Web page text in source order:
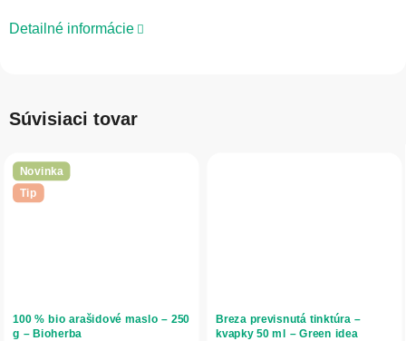
Detailné informácie
Súvisiaci tovar
Novinka
Tip
100 % bio arašidové maslo – 250
g – Bioherba
Breza previsnutá tinktúra –
kvapky 50 ml – Green idea